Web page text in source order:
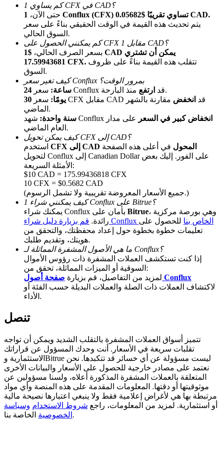
الإحالة
قم بدعوة صديق لتحصل على مكافآت نقدية
Deposit CASHCAT & Win
Deposit CASHCAT & Win
Share 500000 CASHCAT prize pool
Precious Metals Trading Carnival
Trade Gold & Silver · 33,333 USDT Bonus
كم يساوي 1 CFX في CAD؟
حتى الآن،
1 Conflux (CFX) تساوي تقريبًا $0.05682 CAD.
يتم تحديث هذه القيمة في الوقت الحقيقي بناءً على سعر
السوق الحالي.
كم يمكنني الحصول على CFX مقابل 1 CAD؟
بسعر الصرف الحالي،
$1 CAD يمكن أن تشتري
17.59943681 CFX.
السوق.
كيف تغير سعر Conflux بمرور الوقت؟
24 ساعة:
سعر Conflux قد ارتفع
منذ البارحة.
30 يومًا:
سعر CFX مقابل CAD قد انخفض مقارنة بالشهر
الماضي.
سنة واحدة: شهد Conflux انخفاض كبير في السعر
على مدار
العام الماضي.
كيف يمكن تحويل CFX إلى CAD؟
CFX إلى CAD المحول في أعلى هذه الصفحة
لتحويل Conflux إلى Canadian Dollar على الفور. إليك بعض
الأمثلة السريعة:
$10 CAD = 175.99436818 CFX
10 CFX = $0.5682 CAD
(جميع الأسعار المعروضة تقريبية ولا تشمل الرسوم.)
كيف يمكنني شراء 1 Conflux على Bitrue؟
Bitrue، وهي بورصة مركزية
رائدة.
قم بزيارة دليل شراء Conflux الخاص بنا للحصول على
تعليمات خطوة بخطوة حول إعداد محفظتك، والتحقق من
هويتك، وتقديم طلبك.
ما هي الأصول المشفرة المماثلة لـ Conflux؟
إذا كنت تستكشف العملات المشفرة ذات رؤوس الأموال
السوقية أو الميزات المماثلة، تحقق من:
لمزيد من التفاصيل، قم بزيارة صفحة أصول Conflux
لاكتشاف العملات ذات الصلة والعملات البديلة حسب الفئة أو
الأداء.
تنصل
تتميز أسواق العملات المشفرة بالتقلب الشديد ويمكن أن تواجه
تقلبات سريعة في الأسعار. أنت وحدك المسؤول عن قراراتك
الاستثمارية وBitrue ليست مسؤولة عن أي خسائر قد تتكبدها. نحن
نعتمد على مصادر خارجية للحصول على الأسعار والبيانات الأخرى
المتعلقة بالعملات المشفرة المذكورة أعلاه، ولسنا مسؤولين عن
موثوقيتها أو دقتها. المعلومات المقدمة على هذه المنصة وأي مواد
مرتبطة بها هي لأغراض إعلامية فقط ولا ينبغي اعتبارها نصيحة مالية
أو استثمارية. لمزيد من المعلومات، راجع شروط الاستخدام وسياسة
الخصوصية الخاصة بنا.